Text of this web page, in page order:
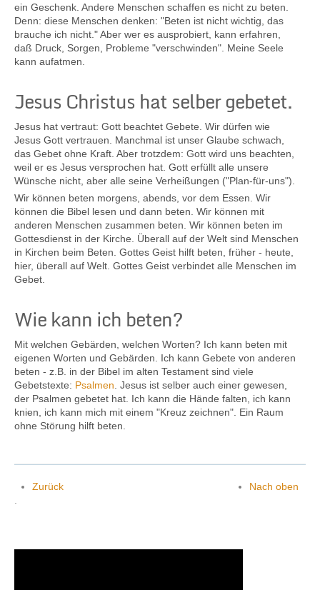
Kontakt
ein Geschenk. Andere Menschen schaffen es nicht zu beten.
Denn: diese Menschen denken: "Beten ist nicht wichtig, das
brauche ich nicht." Aber wer es ausprobiert, kann erfahren,
daß Druck, Sorgen, Probleme "verschwinden". Meine Seele
kann aufatmen.
Jesus Christus hat selber gebetet.
Jesus hat vertraut: Gott beachtet Gebete. Wir dürfen wie
Jesus Gott vertrauen. Manchmal ist unser Glaube schwach,
das Gebet ohne Kraft. Aber trotzdem: Gott wird uns beachten,
weil er es Jesus versprochen hat. Gott erfüllt alle unsere
Wünsche nicht, aber alle seine Verheißungen ("Plan-für-uns").
Wir können beten morgens, abends, vor dem Essen. Wir
können die Bibel lesen und dann beten. Wir können mit
anderen Menschen zusammen beten. Wir können beten im
Gottesdienst in der Kirche. Überall auf der Welt sind Menschen
in Kirchen beim Beten. Gottes Geist hilft beten, früher - heute,
hier, überall auf Welt. Gottes Geist verbindet alle Menschen im
Gebet.
Wie kann ich beten?
Mit welchen Gebärden, welchen Worten? Ich kann beten mit
eigenen Worten und Gebärden. Ich kann Gebete von anderen
beten - z.B. in der Bibel im alten Testament sind viele
Gebetstexte: Psalmen . Jesus ist selber auch einer gewesen,
der Psalmen gebetet hat. Ich kann die Hände falten, ich kann
knien, ich kann mich mit einem "Kreuz zeichnen". Ein Raum
ohne Störung hilft beten.
Zurück
Nach oben